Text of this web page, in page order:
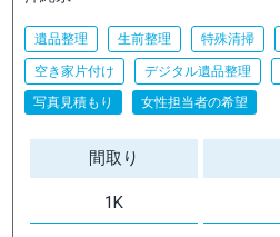
遺品整理 生前整理 特殊清掃
空き家片付け デジタル遺品整理
写真見積もり
女性担当者の希望
間取り
1K